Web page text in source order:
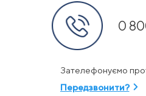
0
Зателефонуємо
Передзвонити?